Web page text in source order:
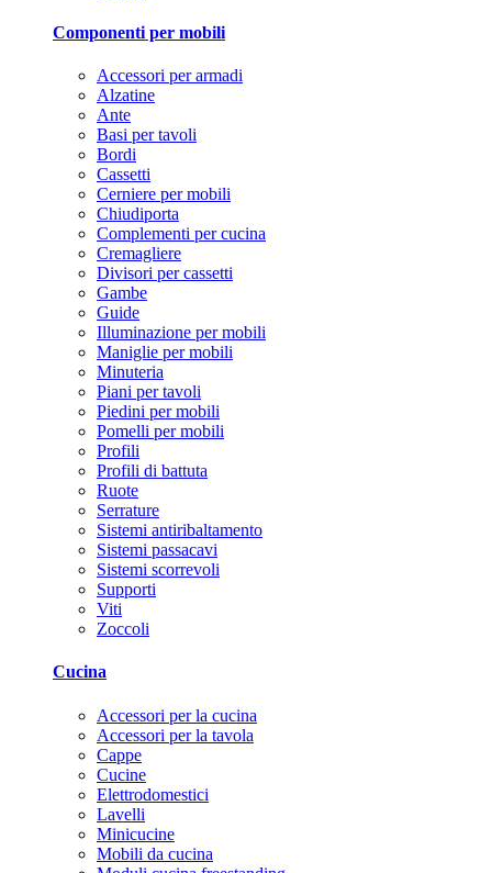
Componenti per mobili
Accessori per armadi
Alzatine
Ante
Basi per tavoli
Bordi
Cassetti
Cerniere per mobili
Chiudiporta
Complementi per cucina
Cremagliere
Divisori per cassetti
Gambe
Guide
Illuminazione per mobili
Maniglie per mobili
Minuteria
Piani per tavoli
Piedini per mobili
Pomelli per mobili
Profili
Profili di battuta
Ruote
Serrature
Sistemi antiribaltamento
Sistemi passacavi
Sistemi scorrevoli
Supporti
Viti
Zoccoli
Cucina
Accessori per la cucina
Accessori per la tavola
Cappe
Cucine
Elettrodomestici
Lavelli
Minicucine
Mobili da cucina